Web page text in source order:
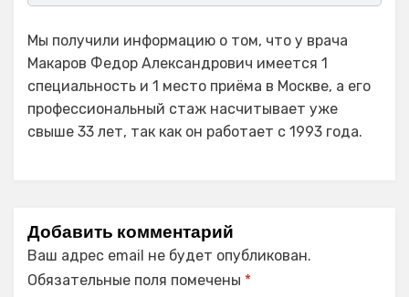
Мы получили информацию о том, что у врача
Макаров Федор Александрович имеется 1
специальность и 1 место приёма в Москве, а его
профессиональный стаж насчитывает уже
свыше 33 лет, так как он работает с 1993 года.
Добавить комментарий
Ваш адрес email не будет опубликован.
Обязательные поля помечены *